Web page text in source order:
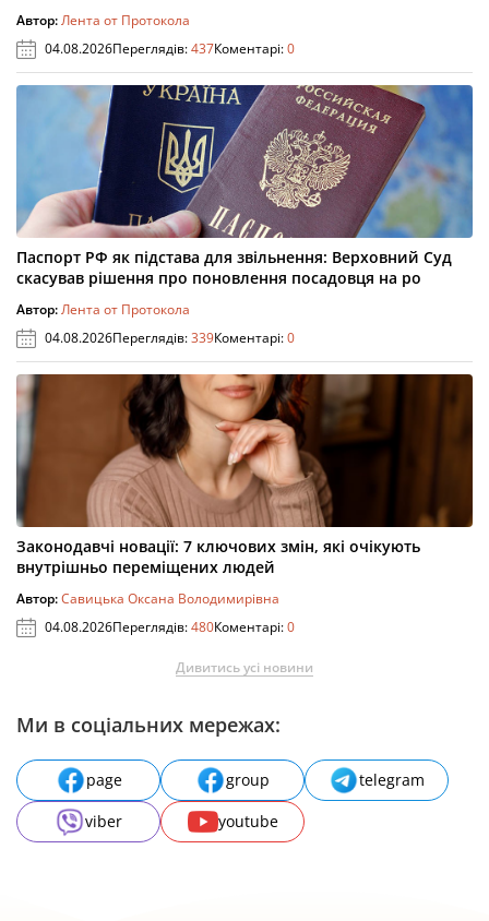
Автор:Лента от Протокола
04.08.2026Переглядів:437Коментарі:0
Паспорт РФ як підстава для звільнення: Верховний Суд
скасував рішення про поновлення посадовця на ро
Автор:Лента от Протокола
04.08.2026Переглядів:339Коментарі:0
Законодавчі новації: 7 ключових змін, які очікують
внутрішньо переміщених людей
Автор:Савицька Оксана Володимирівна
04.08.2026Переглядів:480Коментарі:0
Дивитись усі новини
Ми в соціальних мережах:
page group
telegram
viber
youtube